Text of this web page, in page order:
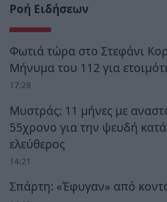
Ροή Ειδήσεων
Φωτιά τώρα στο Στεφάνι
Μήνυμα του 112 για
17:28
Μυστράς: 11 μήνες με
55χρονο για την ψευδή
ελεύθερος
14:21
Σπάρτη: «Έφυγαν» από